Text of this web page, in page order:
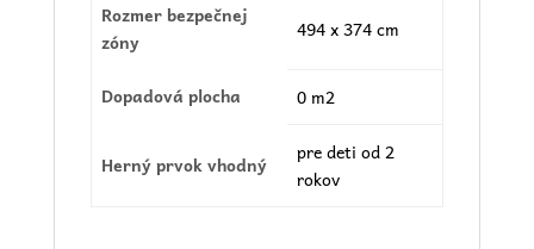
Rozmer bezpečnej
zóny
494 x 374 cm
Dopadová plocha 0 m2
Herný prvok vhodný
pre deti od 2
rokov